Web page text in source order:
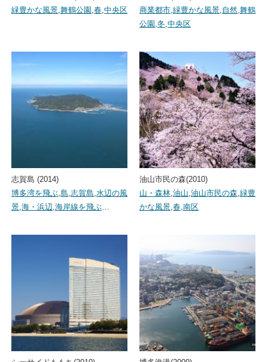
緑豊かな風景,舞鶴公園 ,春,中央区
商業都市,緑豊かな風景,自然,舞鶴
公園 ,冬,中央区
志賀島 (2014)
博多湾を飛ぶ,島,志賀島,水辺の風
景,海・浜辺,海岸線を飛ぶ…
油山市民の森(2010)
山・森林,油山,油山市民の森,緑豊
かな風景,春,南区